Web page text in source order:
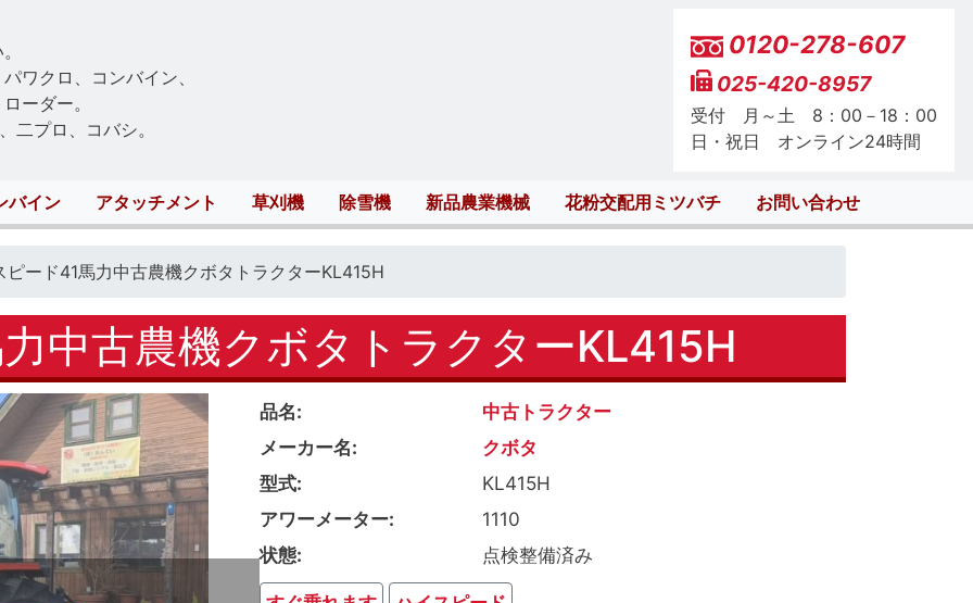
ワクロ、コンバイン、
ーダー。
二プロ、コバシ。
0120-278-607
025-420-8957
受付 月～土 8：00－18：00
日・祝日 オンライン24時間
バイン アタッチメント 草刈機 除雪機 新品農業機械 花粉交配用ミツバチ お問い合わせ
ピード41馬力中古農機クボタトラクターKL415H
中古農機クボタトラクターKL415H
品名
中古トラクター
メーカー名
クボタ
型式
KL415H
アワーメーター
1110
状態
点検整備済み